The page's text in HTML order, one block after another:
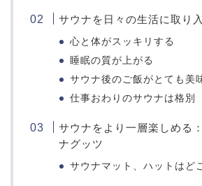
サウナを日々の生活に取り
心と体がスッキリする
睡眠の質が上がる
サウナ後のご飯がとても美
仕事おわりのサウナは格別
サウナをより一層楽しめる
ナグッツ
サウナマット、ハットはど